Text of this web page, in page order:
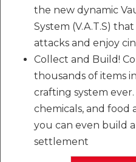
the new dynamic
System (V.A.T.S)
attacks and enjoy
Collect and Build!
thousands of items
crafting system
chemicals, and food
you can even build
settlement